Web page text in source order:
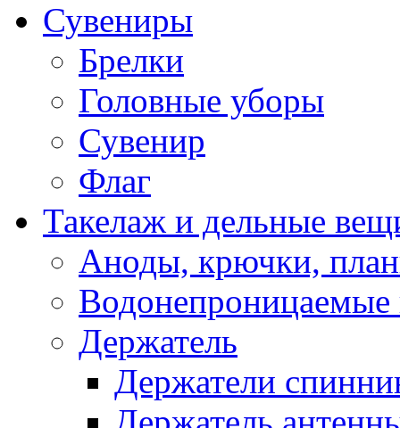
Сувениры
Брелки
Головные уборы
Сувенир
Флаг
Такелаж и дельные
Аноды, крючки,
Водонепроницаемые
Держатель
Держатели